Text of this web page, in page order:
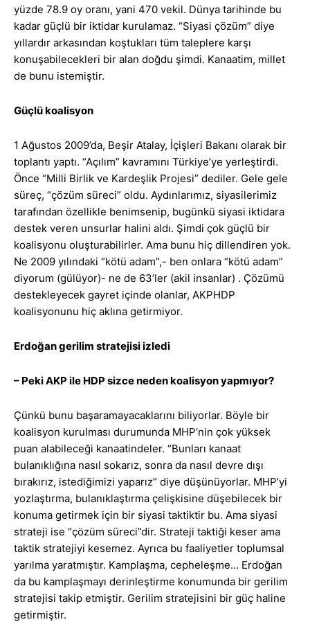
yüzde 78.9 oy oranı, yani 470 vekil. Dünya tarihinde bu
kadar güçlü bir iktidar kurulamaz. “Siyasi çözüm” diye
yıllardır arkasından koştukları tüm taleplere karşı
konuşabilecekleri bir alan doğdu şimdi. Kanaatim, millet
de bunu istemiştir.
Güçlü koalisyon
1 Ağustos 2009’da, Beşir Atalay, İçişleri Bakanı olarak bir
toplantı yaptı. “Açılım” kavramını Türkiye’ye yerleştirdi.
Önce “Milli Birlik ve Kardeşlik Projesi” dediler. Gele gele
süreç, “çözüm süreci” oldu. Aydınlarımız, siyasilerimiz
tarafından özellikle benimsenip, bugünkü siyasi iktidara
destek veren unsurlar halini aldı. Şimdi çok güçlü bir
koalisyonu oluşturabilirler. Ama bunu hiç dillendiren yok.
Ne 2009 yılındaki “kötü adam”,- ben onlara “kötü adam”
diyorum (gülüyor)- ne de 63’ler (akil insanlar) . Çözümü
destekleyecek gayret içinde olanlar, AKPHDP
koalisyonunu hiç aklına getirmiyor.
Erdoğan gerilim stratejisi izledi
– Peki AKP ile HDP sizce neden koalisyon yapmıyor?
Çünkü bunu başaramayacaklarını biliyorlar. Böyle bir
koalisyon kurulması durumunda MHP’nin çok yüksek
puan alabileceği kanaatindeler. “Bunları kanaat
bulanıklığına nasıl sokarız, sonra da nasıl devre dışı
bırakırız, istediğimizi yaparız” diye düşünüyorlar. MHP’yi
yozlaştırma, bulanıklaştırma çelişkisine düşebilecek bir
konuma getirmek için bir siyasi taktiktir bu. Ama siyasi
strateji ise “çözüm süreci”dir. Strateji taktiği keser ama
taktik stratejiyi kesemez. Ayrıca bu faaliyetler toplumsal
yarılma yaratmıştır. Kamplaşma, cepheleşme… Erdoğan
da bu kamplaşmayı derinleştirme konumunda bir gerilim
stratejisi takip etmiştir. Gerilim stratejisini bir güç haline
getirmiştir.